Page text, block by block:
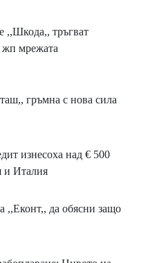
,,Шкода,, тръгват
жп мрежата
гръмна с нова сила
изнесоха над € 500
и Италия
,,Еконт,, да обясни защо